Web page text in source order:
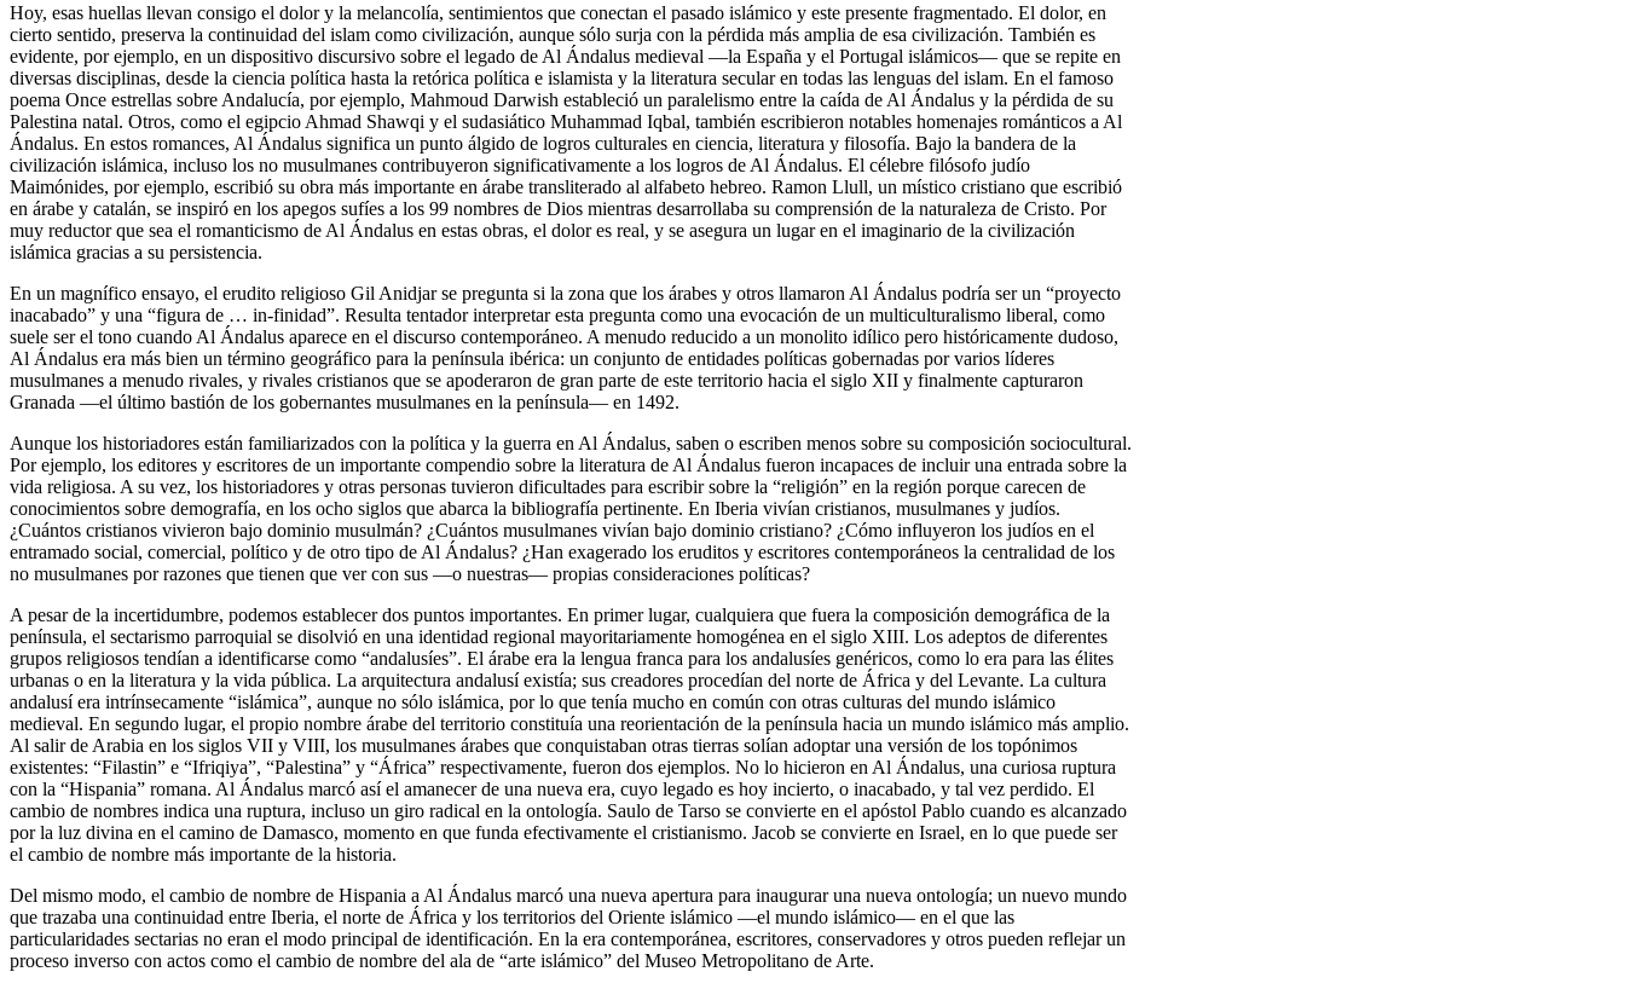
Hoy, esas huellas llevan consigo el dolor y la melancolía, sentimientos que conectan el pasado islámico y este presente fragmentado. El dolor, en
cierto sentido, preserva la continuidad del islam como civilización, aunque sólo surja con la pérdida más amplia de esa civilización. También es
evidente, por ejemplo, en un dispositivo discursivo sobre el legado de Al Ándalus medieval —la España y el Portugal islámicos— que se repite en
diversas disciplinas, desde la ciencia política hasta la retórica política e islamista y la literatura secular en todas las lenguas del islam. En el famoso
poema Once estrellas sobre Andalucía, por ejemplo, Mahmoud Darwish estableció un paralelismo entre la caída de Al Ándalus y la pérdida de su
Palestina natal. Otros, como el egipcio Ahmad Shawqi y el sudasiático Muhammad Iqbal, también escribieron notables homenajes románticos a Al
Ándalus. En estos romances, Al Ándalus significa un punto álgido de logros culturales en ciencia, literatura y filosofía. Bajo la bandera de la
civilización islámica, incluso los no musulmanes contribuyeron significativamente a los logros de Al Ándalus. El célebre filósofo judío
Maimónides, por ejemplo, escribió su obra más importante en árabe transliterado al alfabeto hebreo. Ramon Llull, un místico cristiano que escribió
en árabe y catalán, se inspiró en los apegos sufíes a los 99 nombres de Dios mientras desarrollaba su comprensión de la naturaleza de Cristo. Por
muy reductor que sea el romanticismo de Al Ándalus en estas obras, el dolor es real, y se asegura un lugar en el imaginario de la civilización
islámica gracias a su persistencia.
En un magnífico ensayo, el erudito religioso Gil Anidjar se pregunta si la zona que los árabes y otros llamaron Al Ándalus podría ser un “proyecto
inacabado” y una “figura de … in-finidad”. Resulta tentador interpretar esta pregunta como una evocación de un multiculturalismo liberal, como
suele ser el tono cuando Al Ándalus aparece en el discurso contemporáneo. A menudo reducido a un monolito idílico pero históricamente dudoso,
Al Ándalus era más bien un término geográfico para la península ibérica: un conjunto de entidades políticas gobernadas por varios líderes
musulmanes a menudo rivales, y rivales cristianos que se apoderaron de gran parte de este territorio hacia el siglo XII y finalmente capturaron
Granada —el último bastión de los gobernantes musulmanes en la península— en 1492.
Aunque los historiadores están familiarizados con la política y la guerra en Al Ándalus, saben o escriben menos sobre su composición sociocultural.
Por ejemplo, los editores y escritores de un importante compendio sobre la literatura de Al Ándalus fueron incapaces de incluir una entrada sobre la
vida religiosa. A su vez, los historiadores y otras personas tuvieron dificultades para escribir sobre la “religión” en la región porque carecen de
conocimientos sobre demografía, en los ocho siglos que abarca la bibliografía pertinente. En Iberia vivían cristianos, musulmanes y judíos.
¿Cuántos cristianos vivieron bajo dominio musulmán? ¿Cuántos musulmanes vivían bajo dominio cristiano? ¿Cómo influyeron los judíos en el
entramado social, comercial, político y de otro tipo de Al Ándalus? ¿Han exagerado los eruditos y escritores contemporáneos la centralidad de los
no musulmanes por razones que tienen que ver con sus —o nuestras— propias consideraciones políticas?
A pesar de la incertidumbre, podemos establecer dos puntos importantes. En primer lugar, cualquiera que fuera la composición demográfica de la
península, el sectarismo parroquial se disolvió en una identidad regional mayoritariamente homogénea en el siglo XIII. Los adeptos de diferentes
grupos religiosos tendían a identificarse como “andalusíes”. El árabe era la lengua franca para los andalusíes genéricos, como lo era para las élites
urbanas o en la literatura y la vida pública. La arquitectura andalusí existía; sus creadores procedían del norte de África y del Levante. La cultura
andalusí era intrínsecamente “islámica”, aunque no sólo islámica, por lo que tenía mucho en común con otras culturas del mundo islámico
medieval. En segundo lugar, el propio nombre árabe del territorio constituía una reorientación de la península hacia un mundo islámico más amplio.
Al salir de Arabia en los siglos VII y VIII, los musulmanes árabes que conquistaban otras tierras solían adoptar una versión de los topónimos
existentes: “Filastin” e “Ifriqiya”, “Palestina” y “África” respectivamente, fueron dos ejemplos. No lo hicieron en Al Ándalus, una curiosa ruptura
con la “Hispania” romana. Al Ándalus marcó así el amanecer de una nueva era, cuyo legado es hoy incierto, o inacabado, y tal vez perdido. El
cambio de nombres indica una ruptura, incluso un giro radical en la ontología. Saulo de Tarso se convierte en el apóstol Pablo cuando es alcanzado
por la luz divina en el camino de Damasco, momento en que funda efectivamente el cristianismo. Jacob se convierte en Israel, en lo que puede ser
el cambio de nombre más importante de la historia.
Del mismo modo, el cambio de nombre de Hispania a Al Ándalus marcó una nueva apertura para inaugurar una nueva ontología; un nuevo mundo
que trazaba una continuidad entre Iberia, el norte de África y los territorios del Oriente islámico —el mundo islámico— en el que las
particularidades sectarias no eran el modo principal de identificación. En la era contemporánea, escritores, conservadores y otros pueden reflejar un
proceso inverso con actos como el cambio de nombre del ala de “arte islámico” del Museo Metropolitano de Arte.